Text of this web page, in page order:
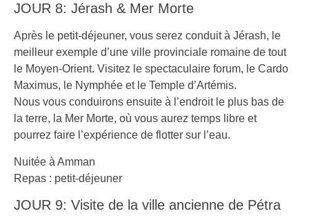
JOUR 8: Jérash & Mer Morte
Après le petit-déjeuner, vous serez conduit à Jérash, le
meilleur exemple d’une ville provinciale romaine de tout
le Moyen-Orient. Visitez le spectaculaire forum, le Cardo
Maximus, le Nymphée et le Temple d’Artémis.
Nous vous conduirons ensuite à l’endroit le plus bas de
la terre, la Mer Morte, où vous aurez temps libre et
pourrez faire l’expérience de flotter sur l’eau.
Nuitée à Amman
Repas : petit-déjeuner
JOUR 9: Visite de la ville ancienne de Pétra